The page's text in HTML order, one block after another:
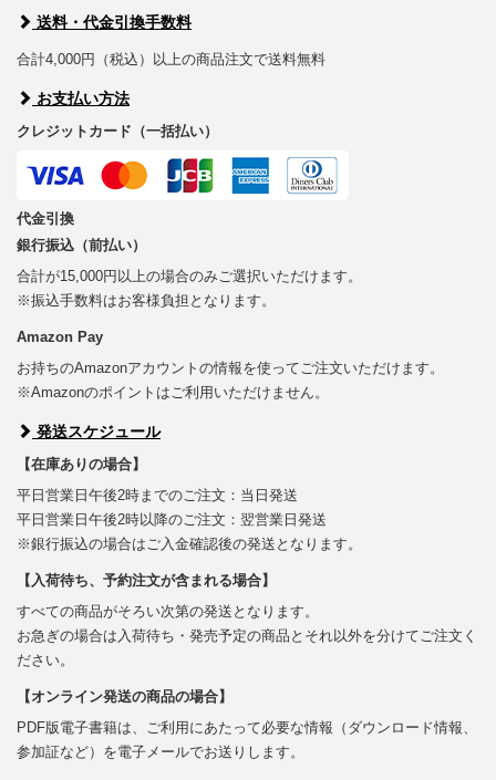
送料・代金引換手数料
合計4,000円（税込）以上の商品注文で送料無料
お支払い方法
クレジットカード（一括払い）
代金引換
銀行振込（前払い）
合計が15,000円以上の場合のみご選択いただけます。
※振込手数料はお客様負担となります。
Amazon Pay
お持ちのAmazonアカウントの情報を使ってご注文いただけます。
※Amazonのポイントはご利用いただけません。
発送スケジュール
【在庫ありの場合】
平日営業日午後2時までのご注文：当日発送
平日営業日午後2時以降のご注文：翌営業日発送
※銀行振込の場合はご入金確認後の発送となります。
【入荷待ち、予約注文が含まれる場合】
すべての商品がそろい次第の発送となります。
お急ぎの場合は入荷待ち・発売予定の商品とそれ以外を分けてご注文く
ださい。
【オンライン発送の商品の場合】
PDF版電子書籍は、ご利用にあたって必要な情報（ダウンロード情報、
参加証など）を電子メールでお送りします。